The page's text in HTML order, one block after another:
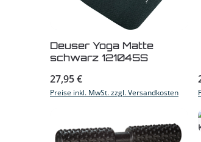
Deuser Yoga Matte
schwarz 121045S
Regulärer Preis:
27,95 €
Preise inkl. MwSt. zzgl. Versandkosten